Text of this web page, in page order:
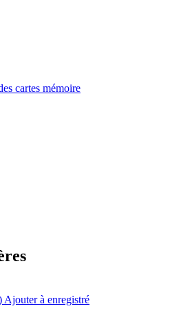
cartes mémoire
Ajouter à enregistré